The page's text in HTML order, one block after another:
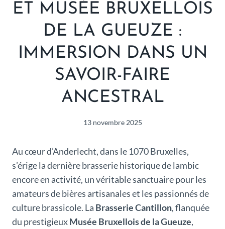
ET MUSÉE BRUXELLOIS
DE LA GUEUZE :
IMMERSION DANS UN
SAVOIR-FAIRE
ANCESTRAL
13 novembre 2025
Au cœur d’Anderlecht, dans le 1070 Bruxelles,
s’érige la dernière brasserie historique de lambic
encore en activité, un véritable sanctuaire pour les
amateurs de bières artisanales et les passionnés de
culture brassicole. La Brasserie Cantillon, flanquée
du prestigieuxMusée Bruxellois de la Gueuze,